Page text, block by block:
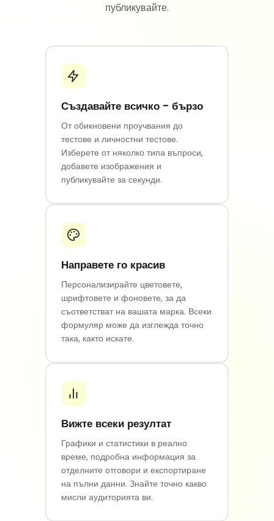
публикувайте.
Създавайте всичко - бързо
От обикновени проучвания до
тестове и личностни тестове.
Изберете от няколко типа въпроси,
добавете изображения и
публикувайте за секунди.
Направете го красив
Персонализирайте цветовете,
шрифтовете и фоновете, за да
съответстват на вашата марка. Всеки
формуляр може да изглежда точно
така, както искате.
Вижте всеки резултат
Графики и статистики в реално
време, подробна информация за
отделните отговори и експортиране
на пълни данни. Знайте точно какво
мисли аудиторията ви.